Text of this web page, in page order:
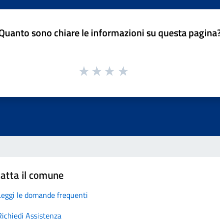
sono chiare le informazioni su questa
il comune
le domande frequenti
Assistenza